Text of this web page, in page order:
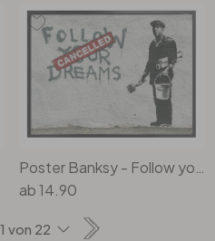
Poster Banksy - Follow your dreams
ab14.90